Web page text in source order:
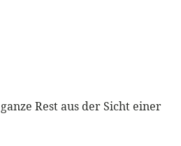
Rest aus der Sicht einer